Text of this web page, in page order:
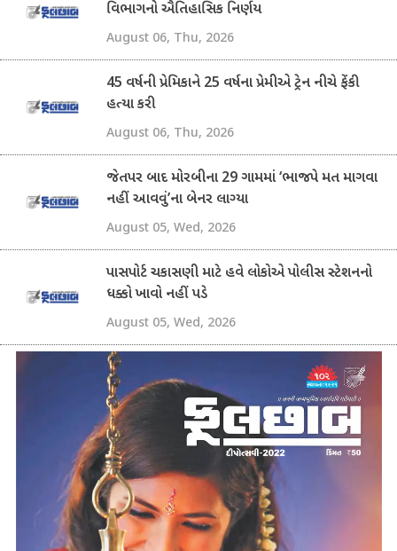
વિભાગનો ઐતિહાસિક નિર્ણય
August 06, Thu, 2026
45 વર્ષની પ્રેમિકાને 25 વર્ષના પ્રેમીએ ટ્રેન નીચે ફેંકી
હત્યા કરી
August 06, Thu, 2026
જેતપર બાદ મોરબીના 29 ગામમાં ‘ભાજપે મત માગવા
નહીં આવવું’ના બેનર લાગ્યા
August 05, Wed, 2026
પાસપોર્ટ ચકાસણી માટે હવે લોકોએ પોલીસ સ્ટેશનનો
ધક્કો ખાવો નહીં પડે
August 05, Wed, 2026